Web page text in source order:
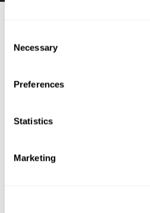
Selection
Necessary
Preferences
Statistics
Marketing
تسمح كشف وتحديد الوظائف
الرئيسية للطلّاب* بدقّة من خلال
نتائجهم بالأداء المدرسيّ،
السلوك والحافز.
وتقوية أداء الطلّاب المدرسيّ
الشخصيّ للتعلّم.